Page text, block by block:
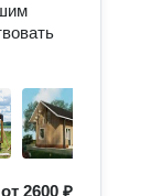
от2600 ₽